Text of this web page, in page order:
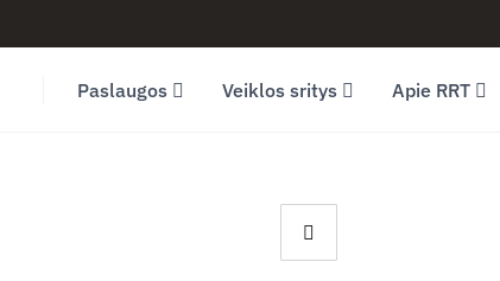
Paslaugos Veiklos sritys Apie RRT